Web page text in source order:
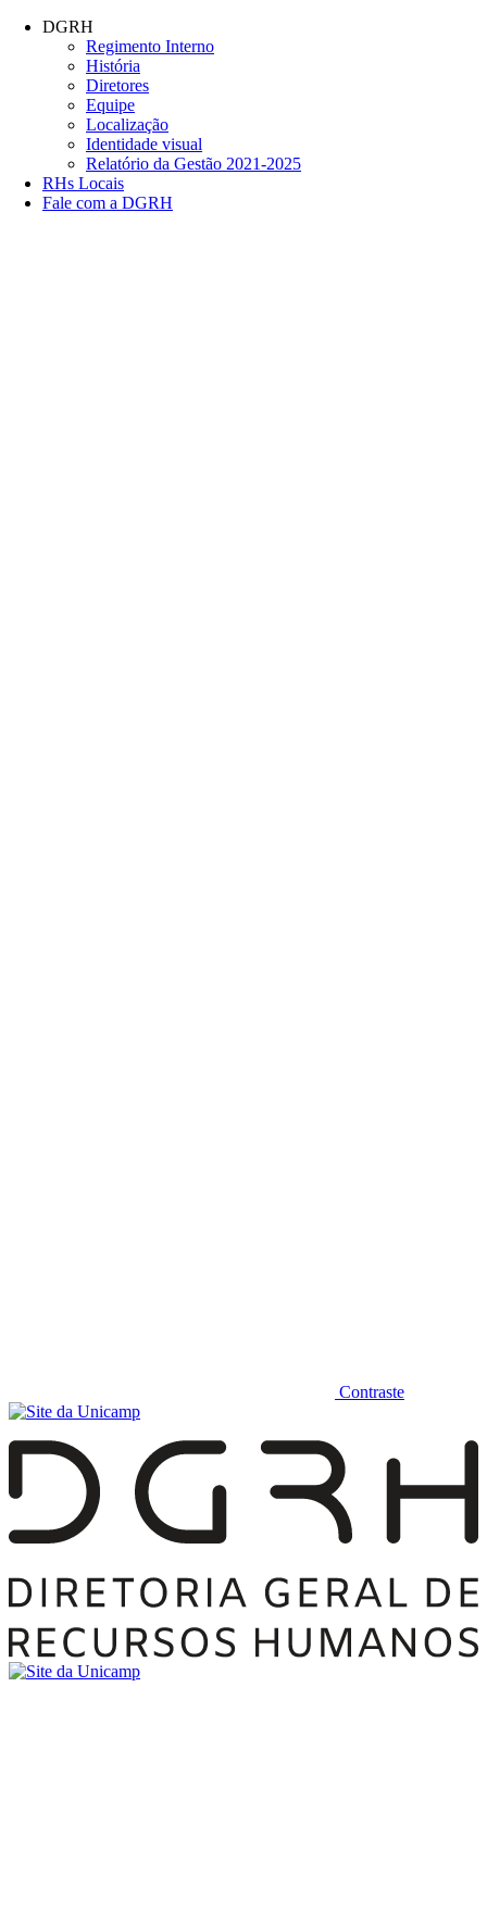
Conteúdo principal
DGRH
Regimento Interno
História
Diretores
Equipe
Localização
Identidade visual
Relatório da Gestão 2021-2025
RHs Locais
Fale com a DGRH
Contraste